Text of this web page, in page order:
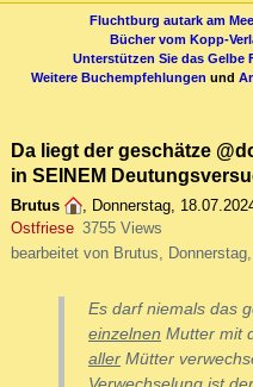
Fluchtburg autark am
Bücher vom Kopp-
Unterstützen Sie das Gelbe
Weitere Buchempfehlungen und
Da liegt der geschätze
in SEINEM
Brutus , Donnerstag,
Ostfriese 3755 Views
bearbeitet von Brutus,
Es darf niemals das
einzelnen Mutter mit
aller Mütter